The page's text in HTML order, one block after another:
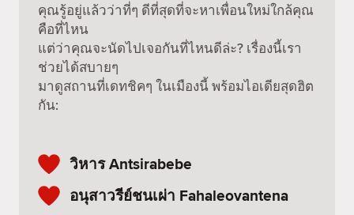
คุณรู้อยู่แล้วว่าที่ๆ ดีที่สุดที่จะหาเพื่อนใหม่ใกล้คุณ
คือที่ไหน
แต่ว่าคุณจะนัดไปเจอกันที่ไหนดีล่ะ? เรื่องนี้เรา
ช่วยได้สบายๆ
มาดูสถานที่เดทชิคๆ ในเมืองนี้ พร้อมไอเดียสุดฮิต
กัน:
วิหาร Antsirabebe
อนุสาวรีย์ชนเผ่า Fahaleovantena